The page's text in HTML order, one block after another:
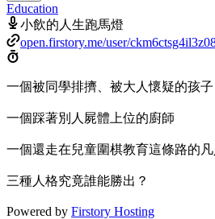
Education
小飲的人生跑馬燈
open.firstory.me/user/
一個被同學排擠、被大人懷疑的孩子
一個踩著別人屍體上位的廚師
一個還走在兒童圍棋教育這條路的凡
三種人格究竟誰能勝出？
Powered by Firstory Hosting